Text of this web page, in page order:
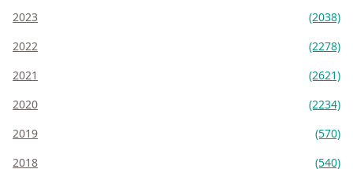
2023
(2038)
2022
(2278)
2021
(2621)
2020
(2234)
2019
(570)
2018
(540)